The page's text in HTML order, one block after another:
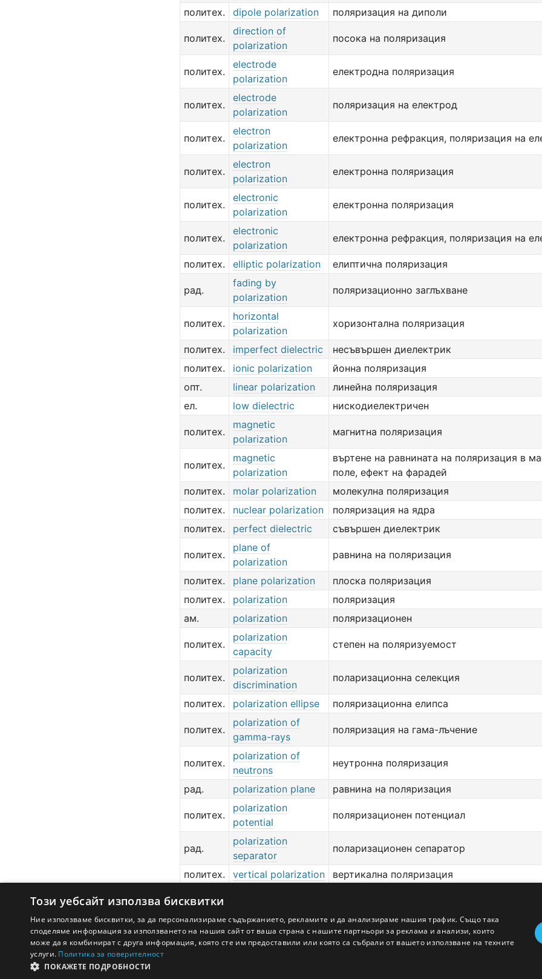
политех. dipole polarization поляризация на диполи
политех.
direction of
polarization
посока на поляризация
политех.
electrode
polarization
електродна поляризация
политех.
electrode
polarization
поляризация на електрод
политех.
electron
polarization
електронна рефракция, поляризация на
политех.
electron
polarization
електронна поляризация
политех.
electronic
polarization
електронна поляризация
политех.
electronic
polarization
електронна рефракция, поляризация на
политех. elliptic polarization елиптична поляризация
рад.
fading by
polarization
поляризационно заглъхване
политех.
horizontal
polarization
хоризонтална поляризация
политех. imperfect dielectric
несъвършен диелектрик
политех.
ionic polarization
йонна поляризация
опт.
linear polarization
линейна поляризация
ел.
low dielectric нискодиелектричен
политех.
magnetic
polarization
магнитна поляризация
политех.
magnetic
polarization
въртене на равнината на поляризация в
поле, ефект на фарадей
политех.
molar polarization
молекулна поляризация
политех.
nuclear polarization
поляризация на ядра
политех.
perfect dielectric съвършен диелектрик
политех.
plane of
polarization
равнина на поляризация
политех. plane polarization
плоска поляризация
политех.
polarization
поляризация
ам.
polarization поляризационен
политех.
polarization
capacity
степен на поляризуемост
политех.
polarization
discrimination
поларизационна селекция
политех. polarization ellipse поляризационна елипса
политех.
polarization of
gamma-rays
поляризация на гама-лъчение
политех.
polarization of
neutrons
неутронна поляризация
рад. polarization plane равнина на поляризация
политех.
polarization
potential
поляризационен потенциал
рад.
polarization
separator
поларизационен сепаратор
политех. vertical polarization вертикална поляризация
Този уебсайт използва бисквитки
Ние използваме бисквитки, за да персонализираме съдържанието, рекламите и да анализираме нашия трафик. Също така
споделяме информация за използването на нашия сайт от ваша страна с нашите партньори за реклама и анализи, които
може да я комбинират с друга информация, която сте им предоставили или която са събрали от вашето използване на техните
услуги. Политика за поверителност
ПОКАЖЕТЕ ПОДРОБНОСТИ